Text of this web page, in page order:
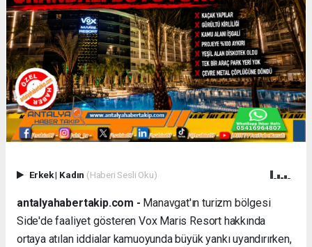
Erkek| Kadın (Haberi Sesli Oku)
antalyahabertakip.com - Manavgat'ın turizm bölgesi
Side'de faaliyet gösteren Vox Maris Resort hakkında
ortaya atılan iddialar kamuoyunda büyük yankı uyandırırken,